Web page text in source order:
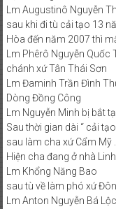
Lm Augustinô Nguyễn
sau khi đi tù cải tạo 13
Hòa đến năm 2007 thì
Lm Phêrô Nguyễn Quốc
chánh xứ Tân Thái Sơn
Lm Đaminh Trần Đình
Dòng Đồng Công
Lm Nguyễn Minh bị bắt
Sau thời gian dài “ cải
sau làm cha xứ Cẩm Mỹ .
Hiện cha đang ở nhà
Lm Khổng Năng Bao
sau tù về làm phó xứ
Lm Anton Nguyễn Bá Lộc